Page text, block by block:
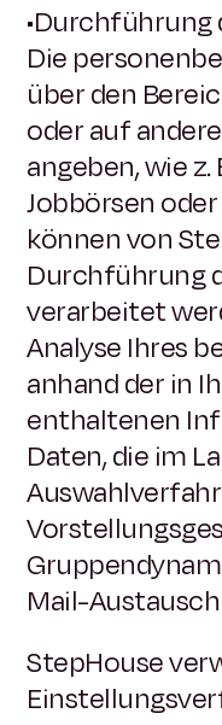
•Durchführung
Die
über den
oder auf
angeben, wie z.
Jobbörsen
können von
Durchführung
verarbeitet
Analyse Ihres
anhand der in
enthaltenen
Daten, die im
Mail-
StepHouse